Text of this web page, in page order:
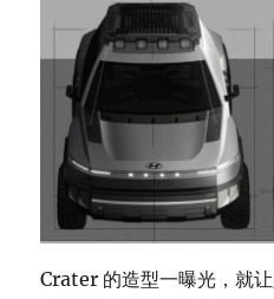
Crater 的造型一曝光，就